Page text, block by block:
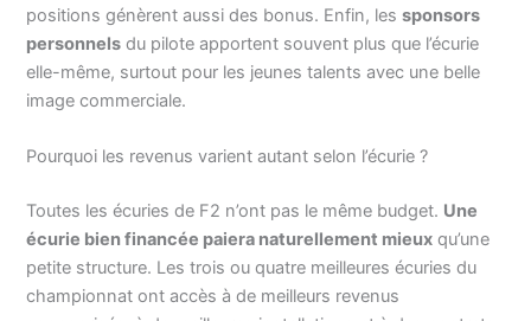
positions génèrent aussi des bonus. Enfin, lessponsors
personnels du pilote apportent souvent plus que l’écurie
elle-même, surtout pour les jeunes talents avec une belle
image commerciale.
Pourquoi les revenus varient autant selon l’écurie ?
Toutes les écuries de F2 n’ont pas le même budget. Une
écurie bien financée paiera naturellement mieux qu’une
petite structure. Les trois ou quatre meilleures écuries du
championnat ont accès à de meilleurs revenus